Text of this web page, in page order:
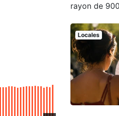
rayon de
Locales